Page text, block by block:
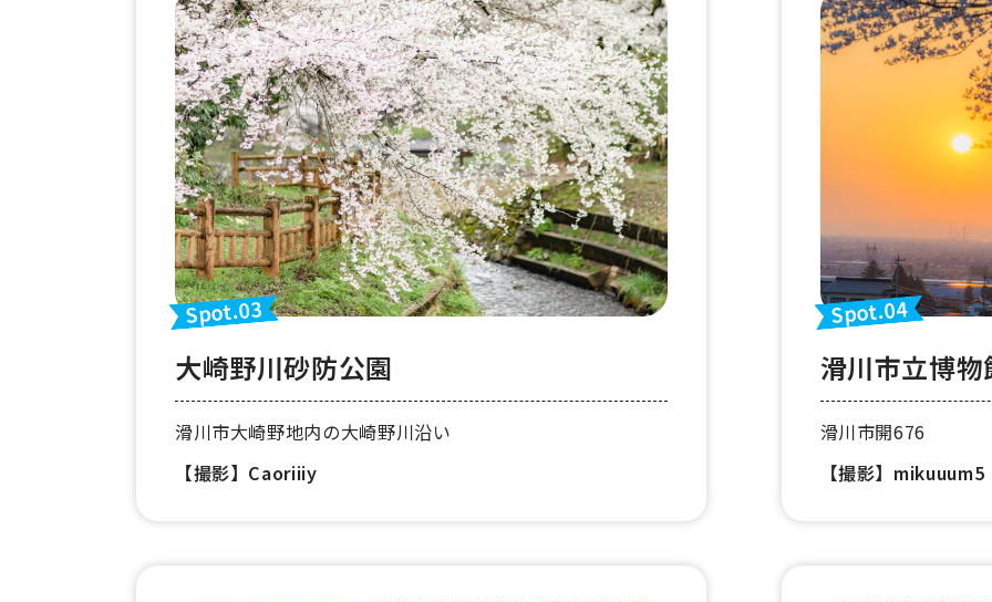
Spot.03
大崎野川砂防公園
滑川市大崎野地内の大崎野川沿い
【撮影】Caoriiiy
Spot.04
滑川市立博
滑川市開676
【撮影】mikuuum5